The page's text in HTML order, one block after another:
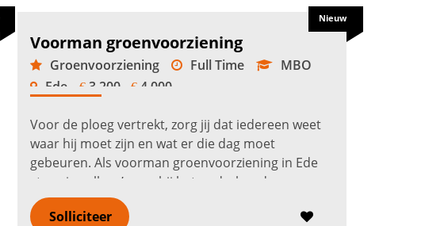
Voorman groenvoorziening
Groenvoorziening Full Time
MBO
Ede
€ 3.200 -€ 4.000
Voor de ploeg vertrekt, zorg jij dat iedereen weet
waar hij moet zijn en wat er die dag moet
gebeuren. Als voorman groenvoorziening in Ede
stuur je collega’s aan bij het onderhoud van
parken, plantsoenen, bermen en...
Solliciteer
Nieuw